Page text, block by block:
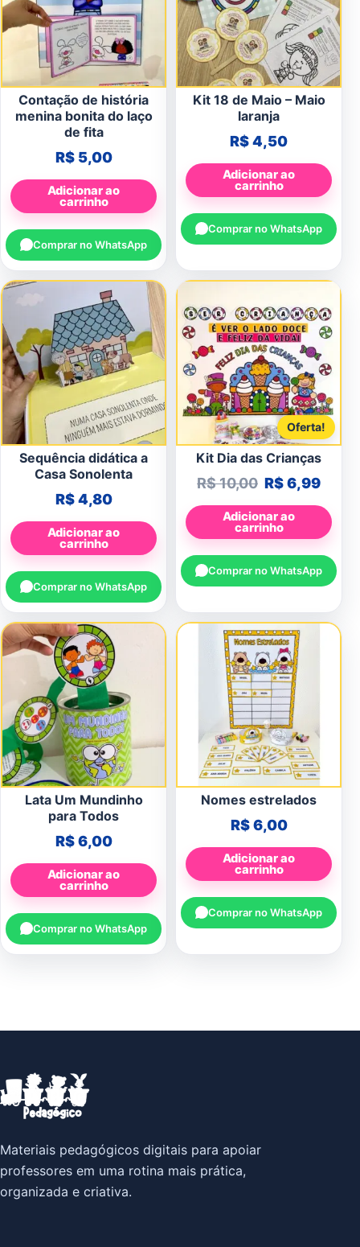
Contação de história
menina bonita do laço
de fita
R$5,00
Adicionar ao
carrinho
Comprar no WhatsApp
Kit 18 de Maio – Maio
laranja
R$4,50
Adicionar ao
carrinho
Comprar no WhatsApp
Sequência didática a
Casa Sonolenta
R$4,80
Adicionar ao
carrinho
Comprar no WhatsApp
Oferta!
Kit Dia das Crianças
R$10,00 O preço
R$6,99O
Adicionar ao
carrinho
Comprar no WhatsApp
Lata Um Mundinho
para Todos
R$6,00
Adicionar ao
carrinho
Comprar no WhatsApp
Nomes estrelados
R$6,00
Adicionar ao
carrinho
Comprar no WhatsApp
Materiais pedagógicos digitais para apoiar
professores em uma rotina mais prática,
organizada e criativa.